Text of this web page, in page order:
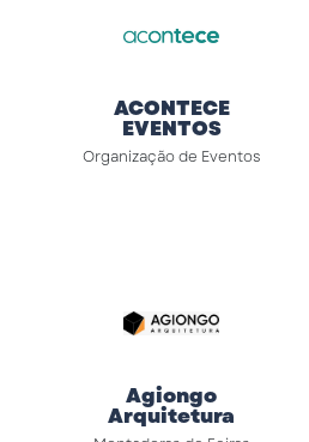
ACONTECE
EVENTOS
Organização de Eventos
Agiongo
Arquitetura